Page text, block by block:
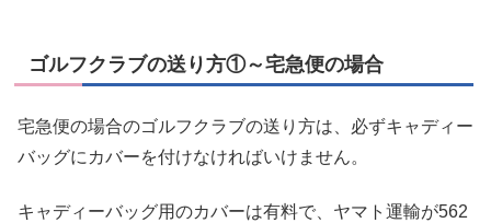
ゴルフクラブの送り方①～宅急便の場合
宅急便の場合のゴルフクラブの送り方は、必ずキャディー
バッグにカバーを付けなければいけません。
キャディーバッグ用のカバーは有料で、ヤマト運輸が562